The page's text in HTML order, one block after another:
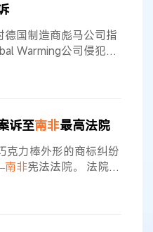
版权所有人无法确
版权属于国家”。 该
国制造商彪马公司指
Warming公司侵犯其
回上诉中，法院认为
于彪马作为在
称该公司使用的标识
人混淆。 Global
诉至南非最高法院
克力棒外形的商标纠纷
南非宪法法院。 法院同
国的食品公司Iffco之
是这场历时两年的纠